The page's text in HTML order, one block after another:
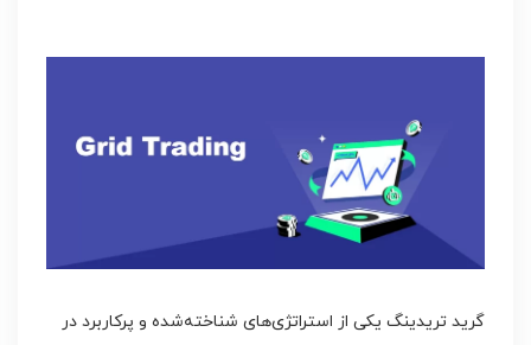
گرید تریدینگ یکی از استراتژی‌های شناخته‌شده و پرکاربرد در